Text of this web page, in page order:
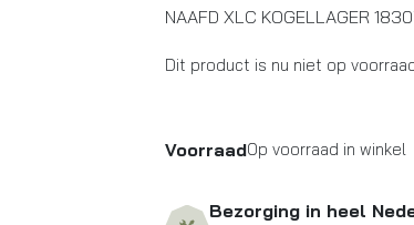
NAAFD XLC KOGELLAGER
Dit product is nu niet op
VoorraadOp voorraad in winkel
Bezorging in heel